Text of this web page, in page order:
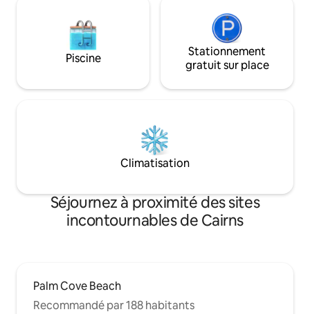
Piscine
Stationnement
gratuit sur place
Climatisation
Séjournez à proximité des sites
incontournables de Cairns
Palm Cove Beach
Recommandé par 188 habitants